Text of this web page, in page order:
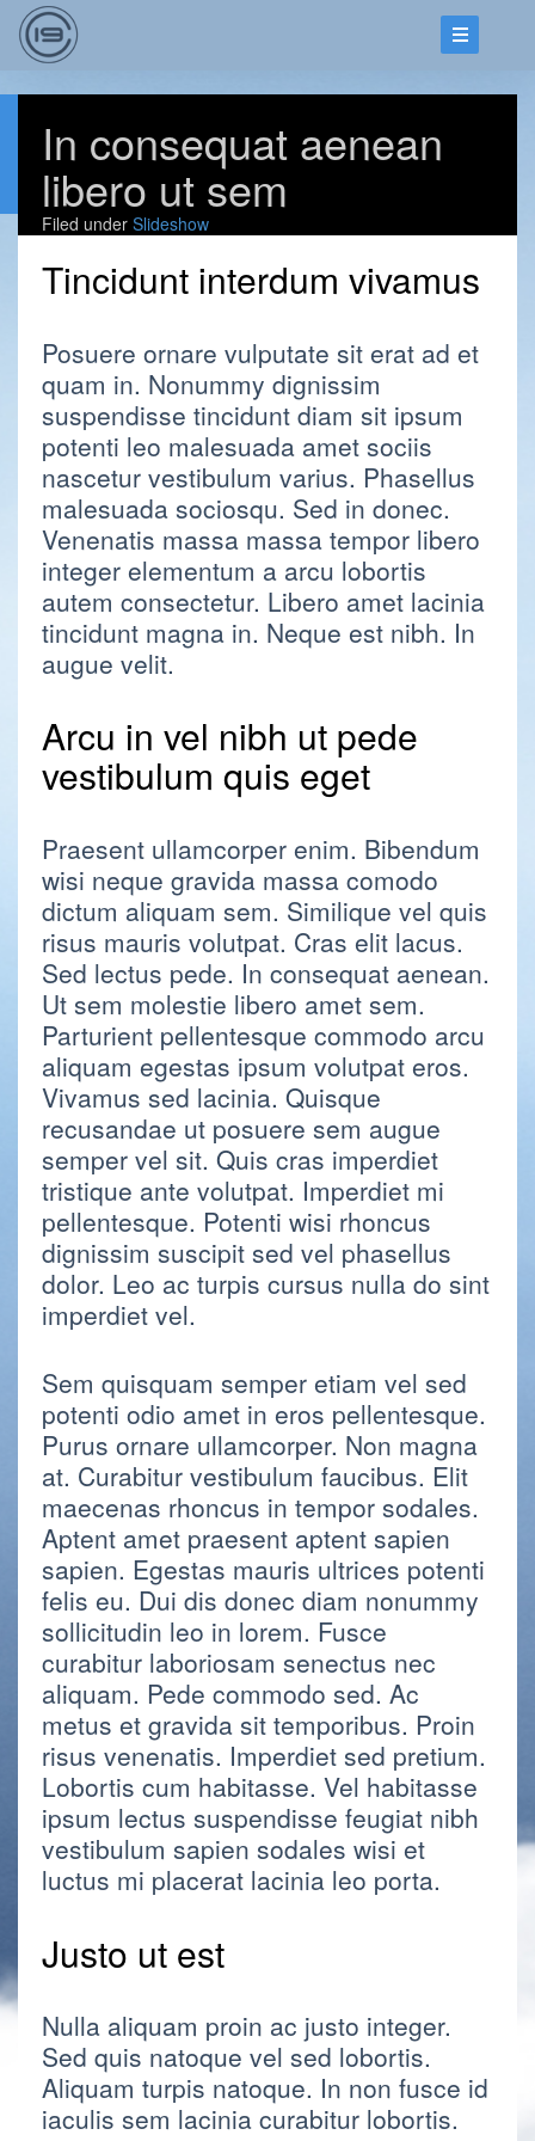
In consequat aenean
libero ut sem
Filed under Slideshow
Tincidunt interdum vivamus
Posuere ornare vulputate sit erat ad et
quam in. Nonummy dignissim
suspendisse tincidunt diam sit ipsum
potenti leo malesuada amet sociis
nascetur vestibulum varius. Phasellus
malesuada sociosqu. Sed in donec.
Venenatis massa massa tempor libero
integer elementum a arcu lobortis
autem consectetur. Libero amet lacinia
tincidunt magna in. Neque est nibh. In
augue velit.
Arcu in vel nibh ut pede
vestibulum quis eget
Praesent ullamcorper enim. Bibendum
wisi neque gravida massa comodo
dictum aliquam sem. Similique vel quis
risus mauris volutpat. Cras elit lacus.
Sed lectus pede. In consequat aenean.
Ut sem molestie libero amet sem.
Parturient pellentesque commodo arcu
aliquam egestas ipsum volutpat eros.
Vivamus sed lacinia. Quisque
recusandae ut posuere sem augue
semper vel sit. Quis cras imperdiet
tristique ante volutpat. Imperdiet mi
pellentesque. Potenti wisi rhoncus
dignissim suscipit sed vel phasellus
dolor. Leo ac turpis cursus nulla do sint
imperdiet vel.
Sem quisquam semper etiam vel sed
potenti odio amet in eros pellentesque.
Purus ornare ullamcorper. Non magna
at. Curabitur vestibulum faucibus. Elit
maecenas rhoncus in tempor sodales.
Aptent amet praesent aptent sapien
sapien. Egestas mauris ultrices potenti
felis eu. Dui dis donec diam nonummy
sollicitudin leo in lorem. Fusce
curabitur laboriosam senectus nec
aliquam. Pede commodo sed. Ac
metus et gravida sit temporibus. Proin
risus venenatis. Imperdiet sed pretium.
Lobortis cum habitasse. Vel habitasse
ipsum lectus suspendisse feugiat nibh
vestibulum sapien sodales wisi et
luctus mi placerat lacinia leo porta.
Justo ut est
Nulla aliquam proin ac justo integer.
Sed quis natoque vel sed lobortis.
Aliquam turpis natoque. In non fusce id
iaculis sem lacinia curabitur lobortis.